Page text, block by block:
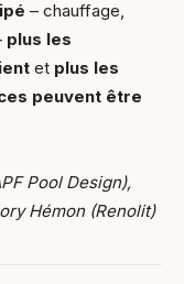
– chauffage,
plus les
et plus les
peuvent être
Pool Design),
Hémon (Renolit)